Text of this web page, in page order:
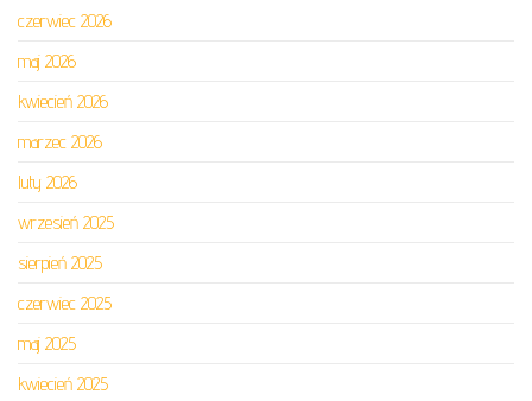
czerwiec 2026
maj 2026
kwiecień 2026
marzec 2026
luty 2026
wrzesień 2025
sierpień 2025
czerwiec 2025
maj 2025
kwiecień 2025